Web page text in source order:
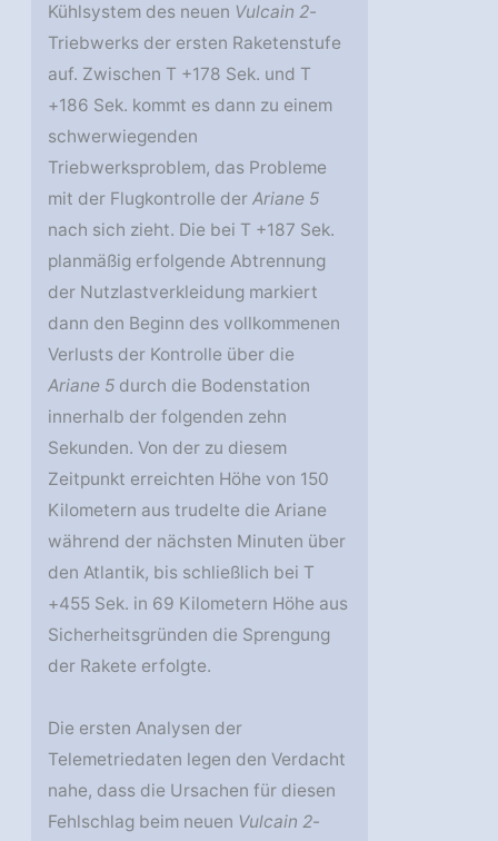
Kühlsystem des neuen Vulcain 2-
Triebwerks der ersten Raketenstufe
auf. Zwischen T +178 Sek. und T
+186 Sek. kommt es dann zu einem
schwerwiegenden
Triebwerksproblem, das Probleme
mit der Flugkontrolle derAriane 5
nach sich zieht. Die bei T +187 Sek.
planmäßig erfolgende Abtrennung
der Nutzlastverkleidung markiert
dann den Beginn des vollkommenen
Verlusts der Kontrolle über die
Ariane 5 durch die Bodenstation
innerhalb der folgenden zehn
Sekunden. Von der zu diesem
Zeitpunkt erreichten Höhe von 150
Kilometern aus trudelte die Ariane
während der nächsten Minuten über
den Atlantik, bis schließlich bei T
+455 Sek. in 69 Kilometern Höhe aus
Sicherheitsgründen die Sprengung
der Rakete erfolgte.
Die ersten Analysen der
Telemetriedaten legen den Verdacht
nahe, dass die Ursachen für diesen
Fehlschlag beim neuen Vulcain 2-